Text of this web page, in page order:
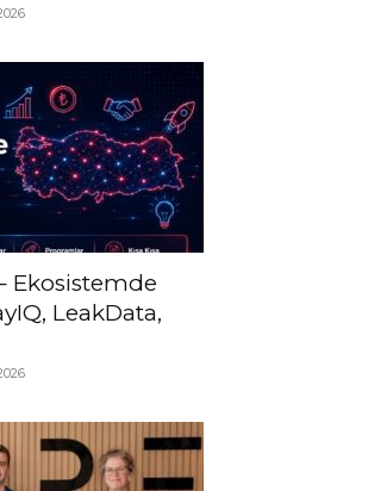
Ekosistemde
LeakData,